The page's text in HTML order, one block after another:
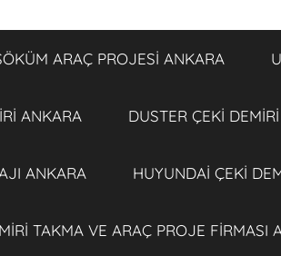
ARAÇ PROJESİ ANKARA
ANKARA DUSTER ÇEKİ
ANKARA HUYUNDAİ ÇEKİ
TAKMA VE ARAÇ PROJE FİRMASI